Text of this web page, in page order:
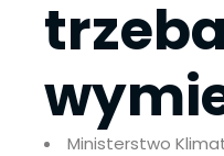
Ministerstwo